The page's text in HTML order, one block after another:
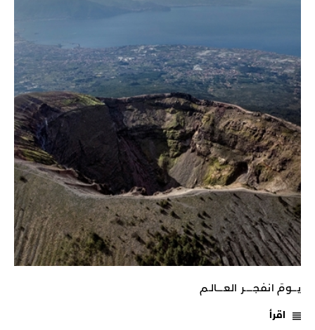
يـــومَ انفجـــــر العــــالـم
اقرأ